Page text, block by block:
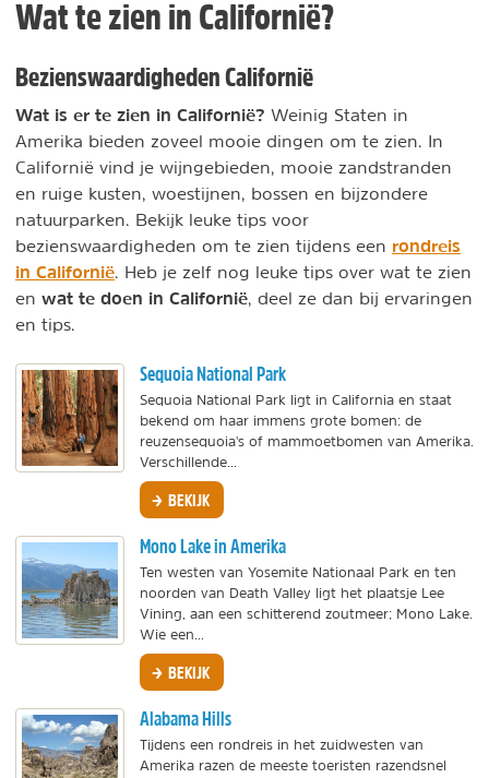
Wat te zien in Californië?
Bezienswaardigheden Californië
Wat is er te zien in Californië? Weinig Staten in
Amerika bieden zoveel mooie dingen om te zien. In
Californië vind je wijngebieden, mooie zandstranden
en ruige kusten, woestijnen, bossen en bijzondere
natuurparken. Bekijk leuke tips voor
bezienswaardigheden om te zien tijdens een rondreis
in Californië . Heb je zelf nog leuke tips over wat te zien
en wat te doen in Californië , deel ze dan bij ervaringen
en tips.
Sequoia National Park
Sequoia National Park ligt in California en staat
bekend om haar immens grote bomen: de
reuzensequoia's of mammoetbomen van Amerika.
Verschillende...
BEKIJK
Mono Lake in Amerika
Ten westen van Yosemite Nationaal Park en ten
noorden van Death Valley ligt het plaatsje Lee
Vining, aan een schitterend zoutmeer; Mono Lake.
Wie een...
BEKIJK
Alabama Hills
Tijdens een rondreis in het zuidwesten van
Amerika razen de meeste toeristen razendsnel